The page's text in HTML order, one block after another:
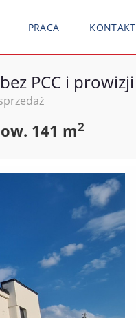
PRACA KONTAKT
PCC i prowizji
141 m2